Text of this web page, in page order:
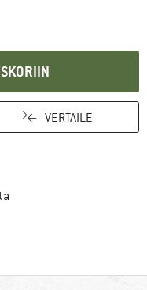
ja sisältää
VERTAILE
- lue lisää tästä!